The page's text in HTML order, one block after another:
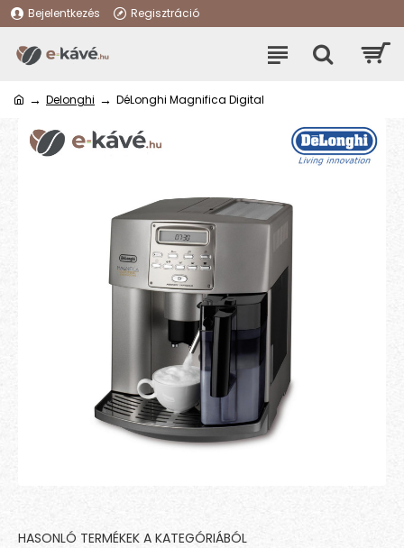
Bejelentkezés Regisztráció
Delonghi DéLonghi Magnifica Digital
HASONLÓ TERMÉKEK A KATEGÓRIÁBÓL